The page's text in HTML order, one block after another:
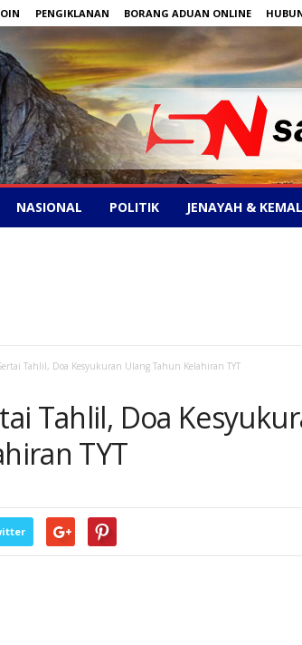
PENGIKLANAN BORANG ADUAN ONLINE
NASIONAL POLITIK JENAYAH &
Tahlil, Doa Kesyukuran Ulang Tahun Kelahiran TYT
Tahlil, Doa
TYT